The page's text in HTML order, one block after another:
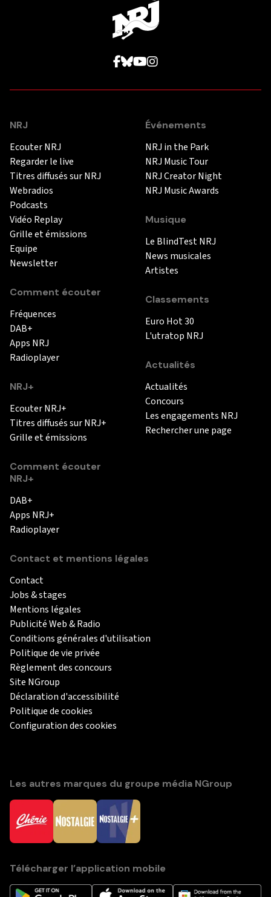
NRJ
Ecouter NRJ
Regarder le live
Titres diffusés sur NRJ
Webradios
Podcasts
Vidéo Replay
Grille et émissions
Equipe
Newsletter
Comment écouter
Fréquences
DAB+
Apps NRJ
Radioplayer
NRJ+
Ecouter NRJ+
Titres diffusés sur NRJ+
Grille et émissions
Comment écouter
NRJ+
DAB+
Apps NRJ+
Radioplayer
Événements
NRJ in the Park
NRJ Music Tour
NRJ Creator Night
NRJ Music Awards
Musique
Le BlindTest NRJ
News musicales
Artistes
Classements
Euro Hot 30
L'utratop NRJ
Actualités
Actualités
Concours
Les engagements NRJ
Rechercher une page
Contact et mentions légales
Contact
Jobs & stages
Mentions légales
Publicité Web & Radio
Conditions générales d'utilisation
Politique de vie privée
Règlement des concours
Site NGroup
Déclaration d'accessibilité
Politique de cookies
Configuration des cookies
Les autres marques du groupe média NGroup
Télécharger l’application mobile